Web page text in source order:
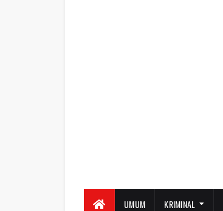
UMUM KRIMINAL